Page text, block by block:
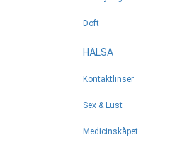
Doft
HÄLSA
Kontaktlinser
Sex & Lust
Medicinskåpet